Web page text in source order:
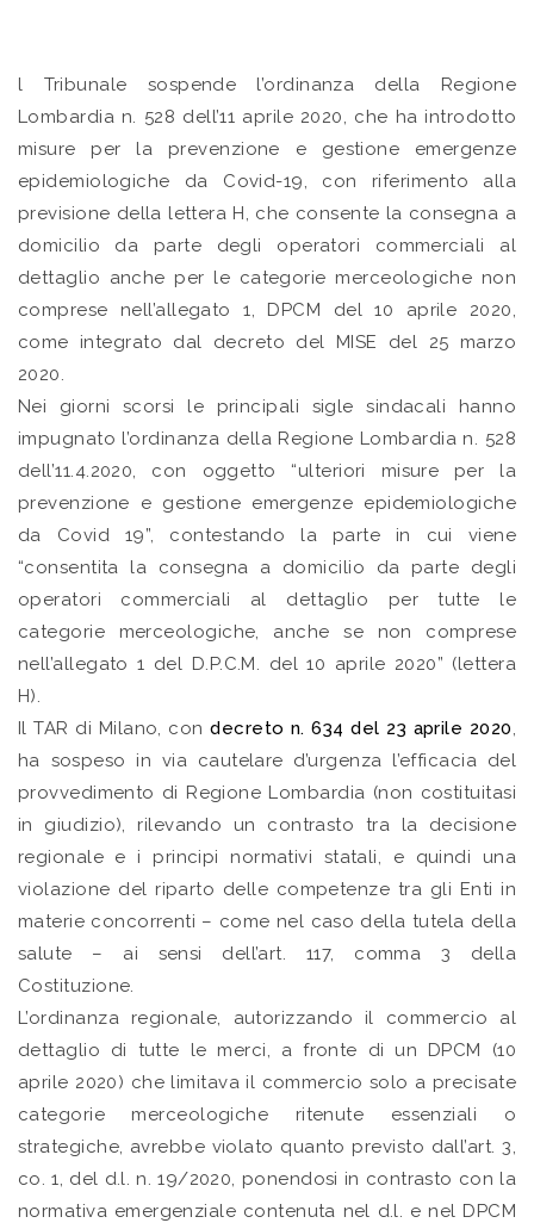
l Tribunale sospende l’ordinanza della Regione
Lombardia n. 528 dell’11 aprile 2020, che ha introdotto
misure per la prevenzione e gestione emergenze
epidemiologiche da Covid-19, con riferimento alla
previsione della lettera H, che consente la consegna a
domicilio da parte degli operatori commerciali al
dettaglio anche per le categorie merceologiche non
comprese nell’allegato 1, DPCM del 10 aprile 2020,
come integrato dal decreto del MISE del 25 marzo
2020.
Nei giorni scorsi le principali sigle sindacali hanno
impugnato l’ordinanza della Regione Lombardia n. 528
dell’11.4.2020, con oggetto “ulteriori misure per la
prevenzione e gestione emergenze epidemiologiche
da Covid 19”, contestando la parte in cui viene
“consentita la consegna a domicilio da parte degli
operatori commerciali al dettaglio per tutte le
categorie merceologiche, anche se non comprese
nell’allegato 1 del D.P.C.M. del 10 aprile 2020” (lettera
H).
Il TAR di Milano, condecreto n. 634 del 23 aprile 2020,
ha sospeso in via cautelare d’urgenza l’efficacia del
provvedimento di Regione Lombardia (non costituitasi
in giudizio), rilevando un contrasto tra la decisione
regionale e i principi normativi statali, e quindi una
violazione del riparto delle competenze tra gli Enti in
materie concorrenti – come nel caso della tutela della
salute – ai sensi dell’art. 117, comma 3 della
Costituzione.
L’ordinanza regionale, autorizzando il commercio al
dettaglio di tutte le merci, a fronte di un DPCM (10
aprile 2020) che limitava il commercio solo a precisate
categorie merceologiche ritenute essenziali o
strategiche, avrebbe violato quanto previsto dall’art. 3,
co. 1, del d.l. n. 19/2020, ponendosi in contrasto con la
normativa emergenziale contenuta nel d.l. e nel DPCM